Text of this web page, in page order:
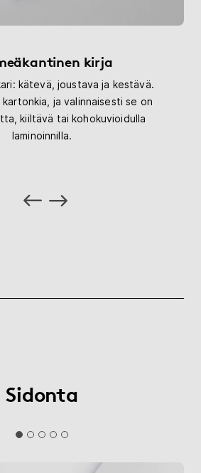
kirja
kätevä, joustava ja kestävä.
ja valinnaisesti se on
kiiltävä tai kohokuvioidulla
laminoinnilla.
Sidonta